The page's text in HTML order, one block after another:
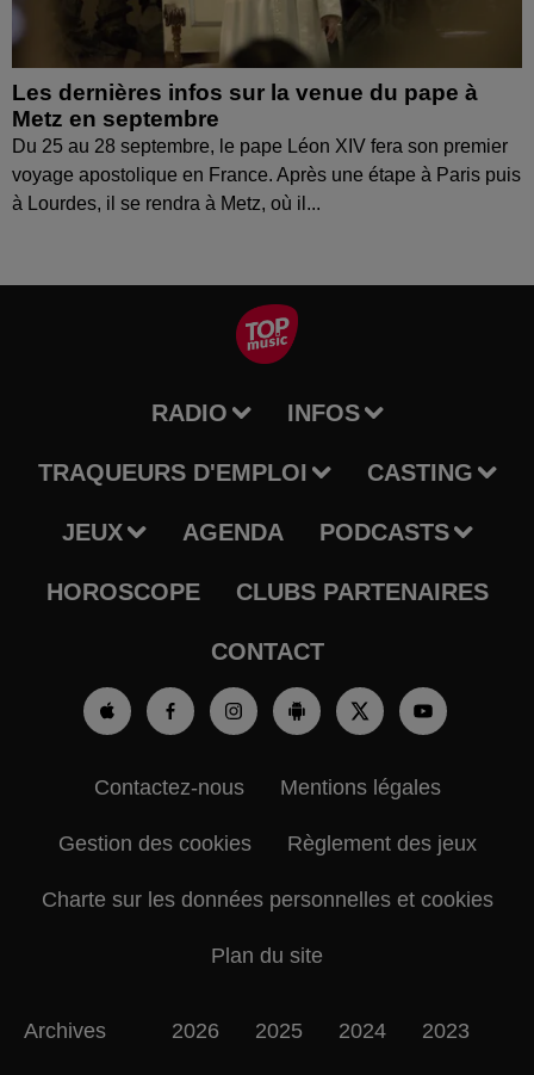
Les dernières infos sur la venue du pape à
Metz en septembre
Du 25 au 28 septembre, le pape Léon XIV fera son premier
voyage apostolique en France. Après une étape à Paris puis
à Lourdes, il se rendra à Metz, où il...
RADIO INFOS
TRAQUEURS D'EMPLOI CASTING
JEUX AGENDA PODCASTS
HOROSCOPE CLUBS PARTENAIRES
CONTACT
Contactez-nous Mentions légales
Gestion des cookies Règlement des jeux
Charte sur les données personnelles et cookies
Plan du site
Archives 2026 2025 2024 2023